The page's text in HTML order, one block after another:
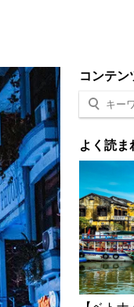
コンテン
よく読